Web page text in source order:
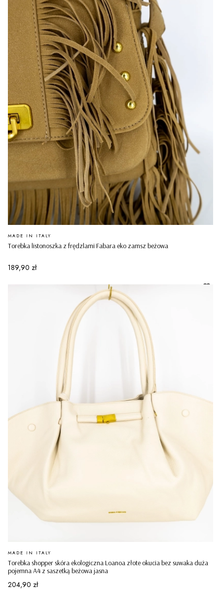
Torebka listonoszka z frędzlami Fabara eko zamsz beżowa
PRODUCENT
MADE IN ITALY
Cena
189,90 zł
Torebka shopper skóra ekologiczna Loanoa złote okucia bez suwaka duża
pojemna A4 z saszetką beżowa jasna
PRODUCENT
MADE IN ITALY
Cena
204,90 zł